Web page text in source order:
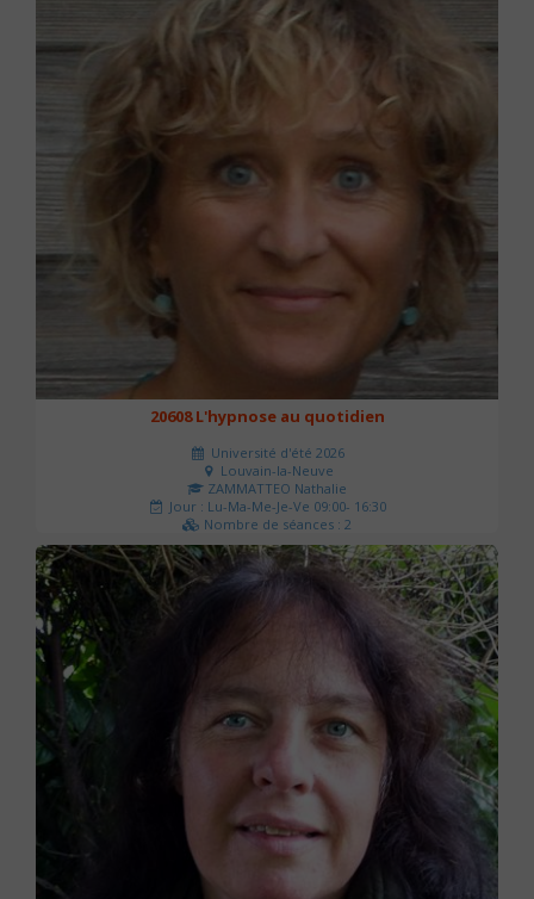
20608 L'hypnose au quotidien
Université d'été 2026
Louvain-la-Neuve
ZAMMATTEO Nathalie
Jour : Lu-Ma-Me-Je-Ve 09:00- 16:30
Nombre de séances : 2
140 €